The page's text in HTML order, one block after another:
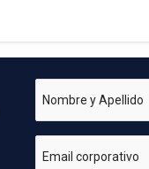
Nombre y Apellido
Email corporativo